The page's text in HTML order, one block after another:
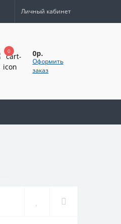
Личный кабинет
0 0р.
Оформить
заказ